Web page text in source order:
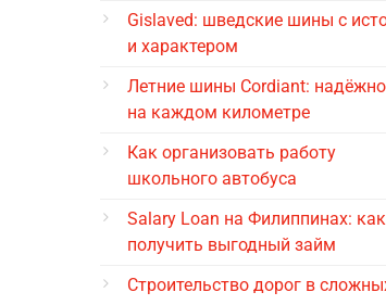
Gislaved: шведские шины с
и характером
Летние шины Cordiant:
на каждом километре
Как организовать работу
школьного автобуса
Salary Loan на Филиппинах: как
получить выгодный займ
Строительство дорог в